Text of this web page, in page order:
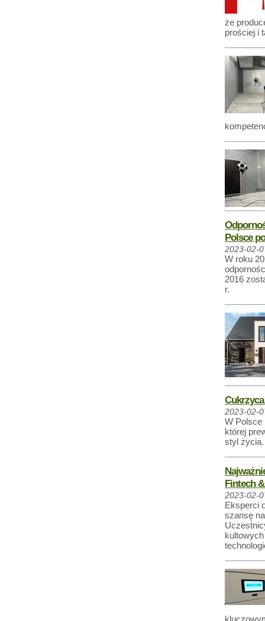
że
prościej i
Polsce
2023-02-
W roku
2016
r.
2023-02-
W Polsce
której
styl życia.
Fintech
2023-02-
Eksperci
szansę